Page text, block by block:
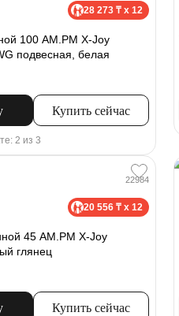
28 273 ₸ x 12
100 AM.PM X-Joy
подвесная, белая
Купить сейчас
2 из 3
22984
20 556 ₸ x 12
45 AM.PM X-Joy
глянец
Купить сейчас